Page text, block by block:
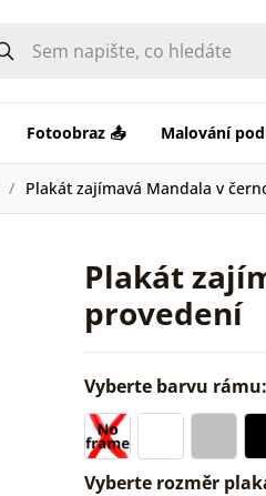
Fotoobraz 📤 Malování
Plakát zajímavá Mandala v
Plakát
provedení
Vyberte barvu rámu:
Vyberte rozměr